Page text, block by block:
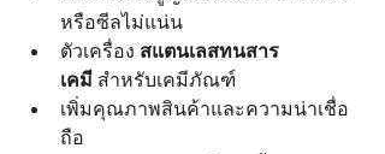
หรือซีลไม่แน่น
ตัวเครื่อง สแตนเลสทนสาร
เคมี สำหรับเคมีภัณฑ์
เพิ่มคุณภาพสินค้าและความน่าเชื่อ
ถือ